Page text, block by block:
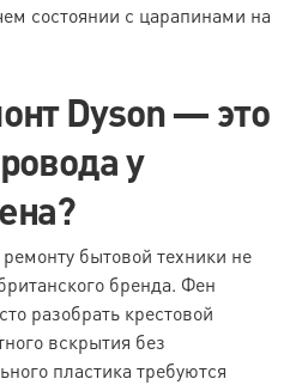
состоянии с царапинами на
Dyson — это
у
бытовой техники не
бренда. Фен
разобрать крестовой
вскрытия без
пластика требуются